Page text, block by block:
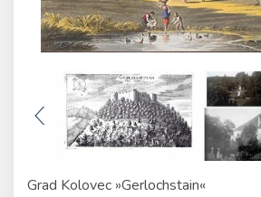
Grad Kolovec »Gerlochstain«